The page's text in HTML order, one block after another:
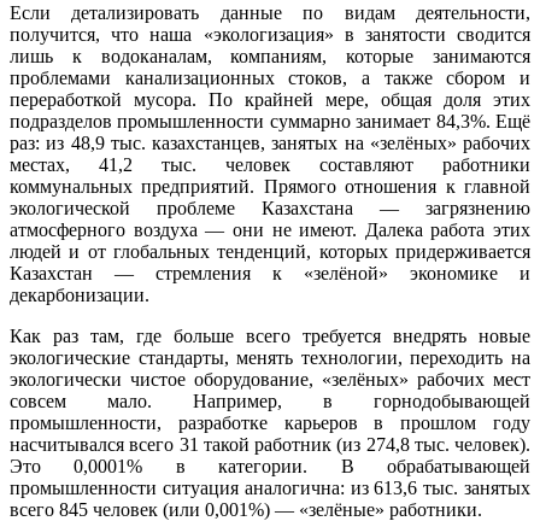
Если детализировать данные по видам деятельности,
получится, что наша «экологизация» в занятости сводится
лишь к водоканалам, компаниям, которые занимаются
проблемами канализационных стоков, а также сбором и
переработкой мусора. По крайней мере, общая доля этих
подразделов промышленности суммарно занимает 84,3%. Ещё
раз: из 48,9 тыс. казахстанцев, занятых на «зелёных» рабочих
местах, 41,2 тыс. человек составляют работники
коммунальных предприятий. Прямого отношения к главной
экологической проблеме Казахстана — загрязнению
атмосферного воздуха — они не имеют. Далека работа этих
людей и от глобальных тенденций, которых придерживается
Казахстан — стремления к «зелёной» экономике и
декарбонизации.
Как раз там, где больше всего требуется внедрять новые
экологические стандарты, менять технологии, переходить на
экологически чистое оборудование, «зелёных» рабочих мест
совсем мало. Например, в горнодобывающей
промышленности, разработке карьеров в прошлом году
насчитывался всего 31 такой работник (из 274,8 тыс. человек).
Это 0,0001% в категории. В обрабатывающей
промышленности ситуация аналогична: из 613,6 тыс. занятых
всего 845 человек (или 0,001%) — «зелёные» работники.